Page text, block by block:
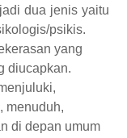
dua jenis yaitu
psikis.
yang
diucapkan.
menuduh,
di depan umum